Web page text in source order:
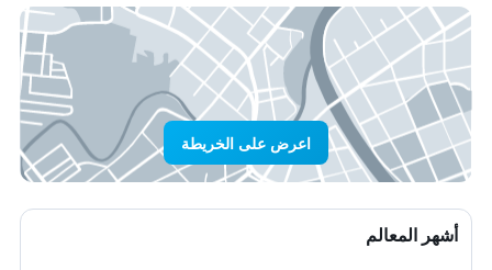
اعرض على الخريطة
أشهر المعالم